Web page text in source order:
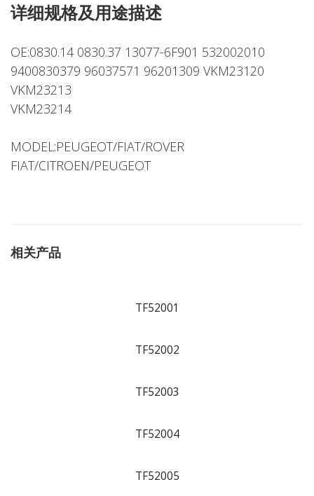
详细规格及用途描述
OE:0830.14 0830.37 13077-6F901 532002010
9400830379 96037571 96201309 VKM23120
VKM23213
VKM23214
MODEL:PEUGEOT/FIAT/ROVER
FIAT/CITROEN/PEUGEOT
相关产品
TF52001
TF52002
TF52003
TF52004
TF52005